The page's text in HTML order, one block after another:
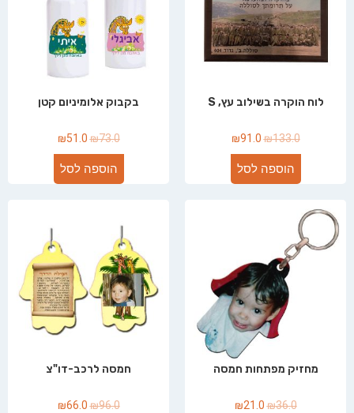
לוח הוקרה בשילוב עץ, S
₪133.0
₪91.0
הוספה לסל
בקבוק אלומיניום קטן
₪73.0
₪51.0
הוספה לסל
מחזיק מפתחות חמסה
₪36.0
₪21.0
חמסה לרכב-דו"צ
₪96.0
₪66.0